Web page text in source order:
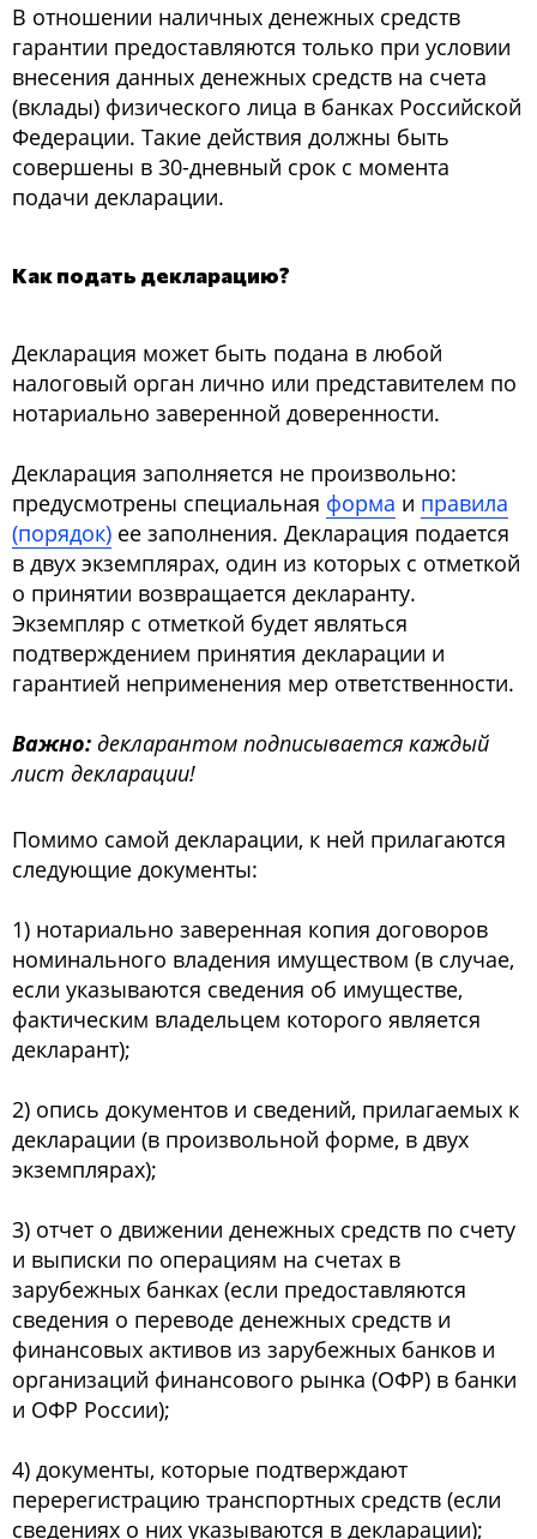
В отношении наличных денежных средств
гарантии предоставляются только при условии
внесения данных денежных средств на счета
(вклады) физического лица в банках Российской
Федерации. Такие действия должны быть
совершены в 30-дневный срок с момента
подачи декларации.
Как подать декларацию?
Декларация может быть подана в любой
налоговый орган лично или представителем по
нотариально заверенной доверенности.
Декларация заполняется не произвольно:
предусмотрены специальная форма и правила
(порядок) ее заполнения. Декларация подается
в двух экземплярах, один из которых с отметкой
о принятии возвращается декларанту.
Экземпляр с отметкой будет являться
подтверждением принятия декларации и
гарантией неприменения мер ответственности.
Важно: декларантом подписывается каждый
лист декларации!
Помимо самой декларации, к ней прилагаются
следующие документы:
1) нотариально заверенная копия договоров
номинального владения имуществом (в случае,
если указываются сведения об имуществе,
фактическим владельцем которого является
декларант);
2) опись документов и сведений, прилагаемых к
декларации (в произвольной форме, в двух
экземплярах);
3) отчет о движении денежных средств по счету
и выписки по операциям на счетах в
зарубежных банках (если предоставляются
сведения о переводе денежных средств и
финансовых активов из зарубежных банков и
организаций финансового рынка (ОФР) в банки
и ОФР России);
4) документы, которые подтверждают
перерегистрацию транспортных средств (если
сведениях о них указываются в декларации);